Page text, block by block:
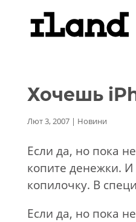
Хочешь
Лют 3, 2007| Новини
Если да, но пока
копите денежки.
копилочку. В
Если да, но пока